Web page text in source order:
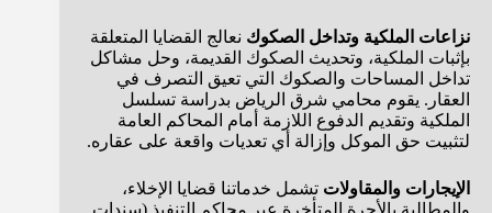
نزاعات الملكية وتداخل الصكوك نعالج القضايا المتعلقة
بإثبات الملكية، وتحديث الصكوك القديمة، وحل مشاكل
تداخل المساحات والصكوك التي تعيق التصرف في
العقار. يقوم محامي شرق الرياض بدراسة تسلسل
الملكية وتقديم الدفوع اللازمة أمام المحاكم العامة
لتثبيت حق الموكل وإزالة أي تعديات واقعة على عقاره.
الإيجارات والمقاولات تشمل خدماتنا قضايا الإخلاء،
والمطالبة بالأجرة المتأخرة عبر محاكم التنفيذ (سندات